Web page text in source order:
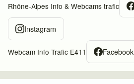
Rhône-Alpes Info & Webcams trafic
Instagram
Webcam Info Trafic E411 Facebook